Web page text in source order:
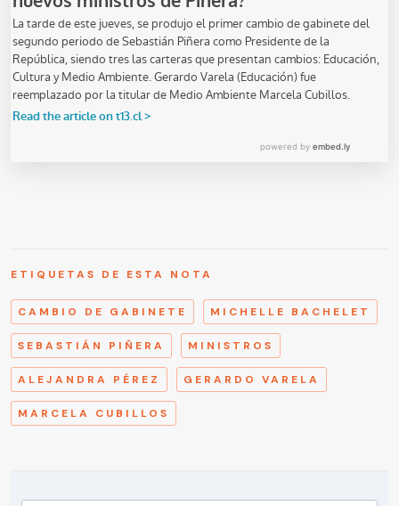
ETIQUETAS DE ESTA NOTA
CAMBIO DE GABINETE MICHELLE BACHELET
SEBASTIÁN PIÑERA MINISTROS
ALEJANDRA PÉREZ GERARDO VARELA
MARCELA CUBILLOS